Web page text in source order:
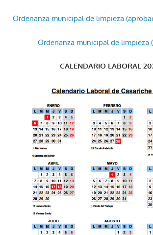
Ordenanza municipal de limpieza
Ordenanza municipal de limpieza
CALENDARIO LABORAL